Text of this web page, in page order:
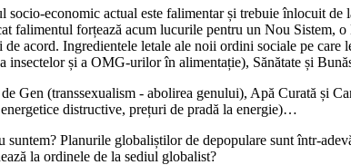
economic actual este falimentar și trebuie înlocuit de
forțează acum lucurile pentru un Nou Sistem,
acord. Ingredientele letale ale noii ordini sociale pe care
și a OMG-urilor în alimentație), Sănătate și
Gen (transsexualism - abolirea genului), Apă Curată și
distructive, prețuri de pradă la energie)…
Planurile globaliștilor de depopulare sunt într-
la ordinele de la sediul globalist?